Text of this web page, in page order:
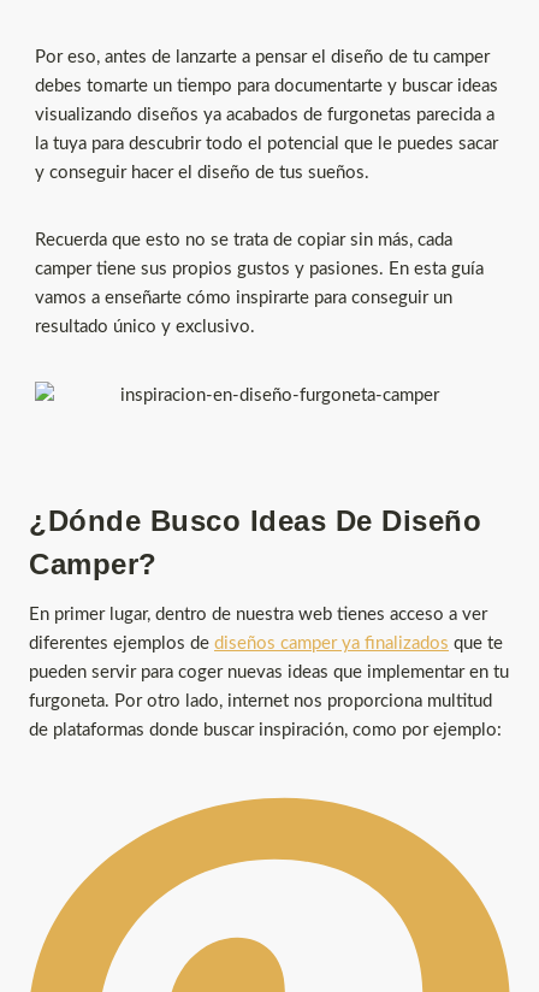
Por eso, antes de lanzarte a pensar el diseño de tu camper
debes tomarte un tiempo para documentarte y buscar ideas
visualizando diseños ya acabados de furgonetas parecida a
la tuya para descubrir todo el potencial que le puedes sacar
y conseguir hacer el diseño de tus sueños.
Recuerda que esto no se trata de copiar sin más, cada
camper tiene sus propios gustos y pasiones. En esta guía
vamos a enseñarte cómo inspirarte para conseguir un
resultado único y exclusivo.
¿Dónde Busco Ideas De Diseño
Camper?
En primer lugar, dentro de nuestra web tienes acceso a ver
diferentes ejemplos de diseños camper ya finalizados que te
pueden servir para coger nuevas ideas que implementar en tu
furgoneta. Por otro lado, internet nos proporciona multitud
de plataformas donde buscar inspiración, como por ejemplo: